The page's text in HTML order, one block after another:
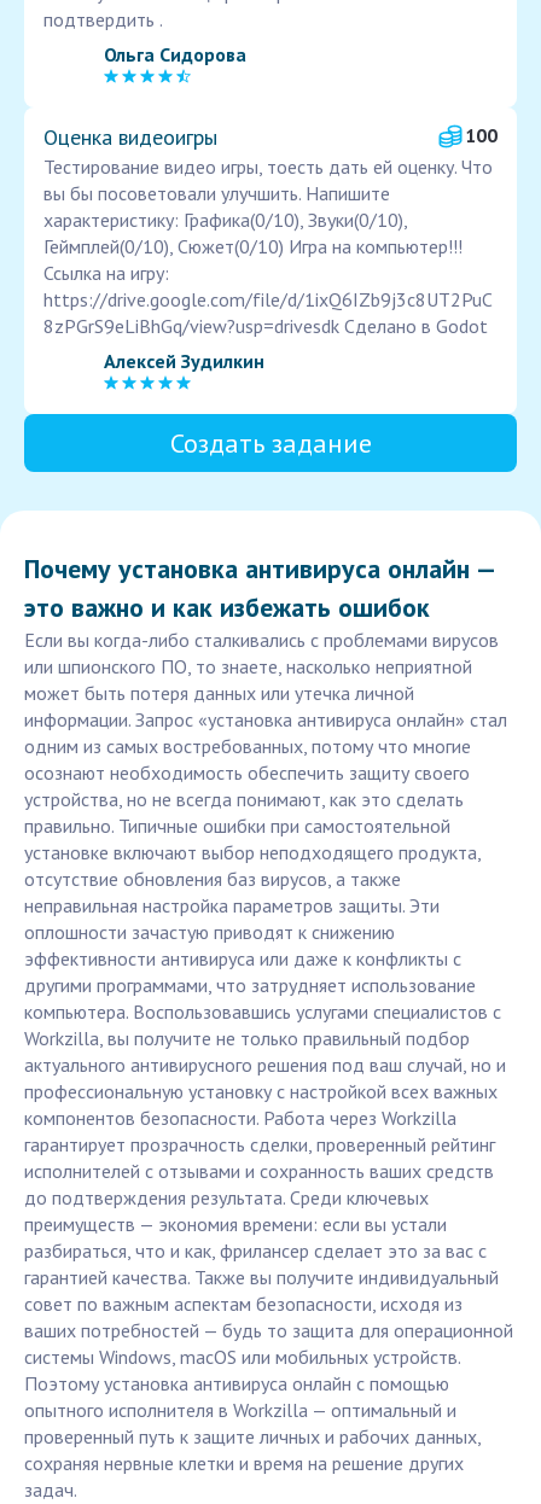
подтвердить .
Ольга Сидорова
Оценка видеоигры
100
Тестирование видео игры, тоесть дать ей оценку. Что
вы бы посоветовали улучшить. Напишите
характеристику: Графика(0/10), Звуки(0/10),
Геймплей(0/10), Сюжет(0/10) Игра на компьютер!!!
Ссылка на игру:
https://drive.google.com/file/d/1ixQ6IZb9j3c8UT2PuC
8zPGrS9eLiBhGq/view?usp=drivesdk Сделано в Godot
Алексей Зудилкин
Создать задание
Почему установка антивируса онлайн —
это важно и как избежать ошибок
Если вы когда-либо сталкивались с проблемами вирусов
или шпионского ПО, то знаете, насколько неприятной
может быть потеря данных или утечка личной
информации. Запрос «установка антивируса онлайн» стал
одним из самых востребованных, потому что многие
осознают необходимость обеспечить защиту своего
устройства, но не всегда понимают, как это сделать
правильно. Типичные ошибки при самостоятельной
установке включают выбор неподходящего продукта,
отсутствие обновления баз вирусов, а также
неправильная настройка параметров защиты. Эти
оплошности зачастую приводят к снижению
эффективности антивируса или даже к конфликты с
другими программами, что затрудняет использование
компьютера. Воспользовавшись услугами специалистов с
Workzilla, вы получите не только правильный подбор
актуального антивирусного решения под ваш случай, но и
профессиональную установку с настройкой всех важных
компонентов безопасности. Работа через Workzilla
гарантирует прозрачность сделки, проверенный рейтинг
исполнителей с отзывами и сохранность ваших средств
до подтверждения результата. Среди ключевых
преимуществ — экономия времени: если вы устали
разбираться, что и как, фрилансер сделает это за вас с
гарантией качества. Также вы получите индивидуальный
совет по важным аспектам безопасности, исходя из
ваших потребностей — будь то защита для операционной
системы Windows, macOS или мобильных устройств.
Поэтому установка антивируса онлайн с помощью
опытного исполнителя в Workzilla — оптимальный и
проверенный путь к защите личных и рабочих данных,
сохраняя нервные клетки и время на решение других
задач.